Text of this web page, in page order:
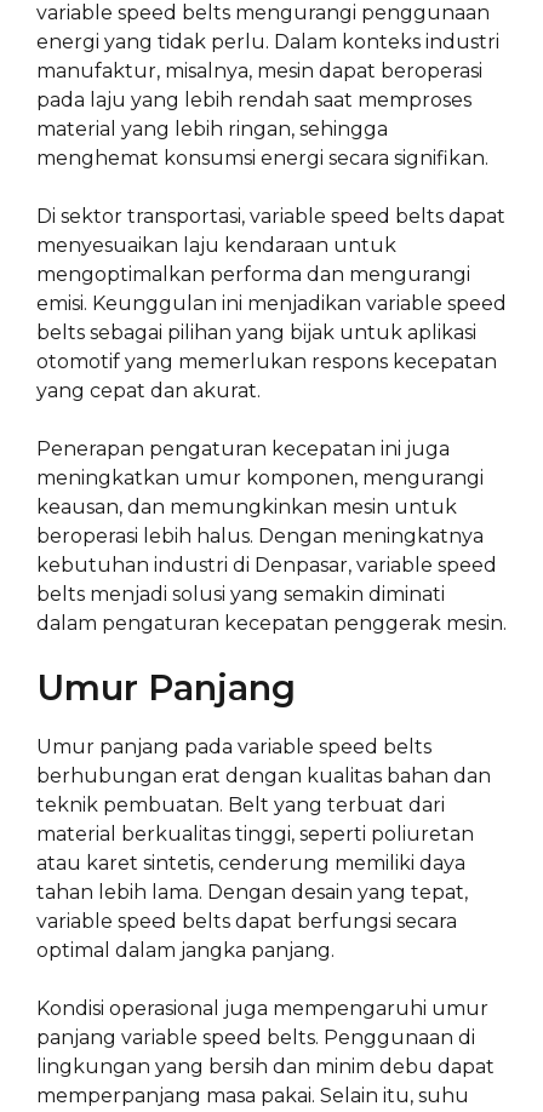
variable speed belts mengurangi penggunaan
energi yang tidak perlu. Dalam konteks industri
manufaktur, misalnya, mesin dapat beroperasi
pada laju yang lebih rendah saat memproses
material yang lebih ringan, sehingga
menghemat konsumsi energi secara signifikan.
Di sektor transportasi, variable speed belts dapat
menyesuaikan laju kendaraan untuk
mengoptimalkan performa dan mengurangi
emisi. Keunggulan ini menjadikan variable speed
belts sebagai pilihan yang bijak untuk aplikasi
otomotif yang memerlukan respons kecepatan
yang cepat dan akurat.
Penerapan pengaturan kecepatan ini juga
meningkatkan umur komponen, mengurangi
keausan, dan memungkinkan mesin untuk
beroperasi lebih halus. Dengan meningkatnya
kebutuhan industri di Denpasar, variable speed
belts menjadi solusi yang semakin diminati
dalam pengaturan kecepatan penggerak mesin.
Umur Panjang
Umur panjang pada variable speed belts
berhubungan erat dengan kualitas bahan dan
teknik pembuatan. Belt yang terbuat dari
material berkualitas tinggi, seperti poliuretan
atau karet sintetis, cenderung memiliki daya
tahan lebih lama. Dengan desain yang tepat,
variable speed belts dapat berfungsi secara
optimal dalam jangka panjang.
Kondisi operasional juga mempengaruhi umur
panjang variable speed belts. Penggunaan di
lingkungan yang bersih dan minim debu dapat
memperpanjang masa pakai. Selain itu, suhu